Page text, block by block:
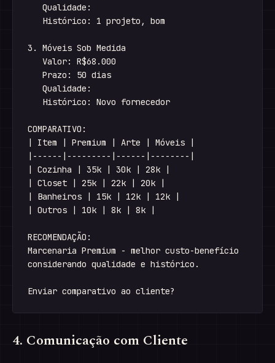
   Qualidade:
   Histórico: 1 projeto, bom
3. Móveis Sob Medida
   Valor: R$68.000
   Prazo: 50 dias
   Qualidade:
   Histórico: Novo fornecedor
COMPARATIVO:
| Item | Premium | Arte | Móveis |
|------|---------|------|--------|
| Cozinha | 35k | 30k | 28k |
| Closet | 25k | 22k | 20k |
| Banheiros | 15k | 12k | 12k |
| Outros | 10k | 8k | 8k |
RECOMENDAÇÃO:
Marcenaria Premium - melhor custo-benefício
considerando qualidade e histórico.
4. Comunicação com Cliente